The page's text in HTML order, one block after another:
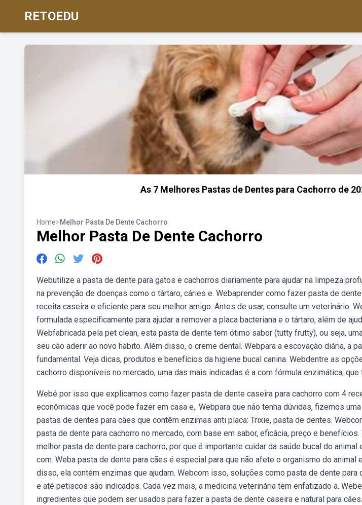
RETOEDU
As 7 Melhores Pastas de Dentes para Cachorro de
Home>Melhor Pasta De Dente Cachorro
Melhor Pasta De Dente Cachorro
Webutilize a pasta de dente para gatos e cachorros diariamente para ajudar na limpeza
na prevenção de doenças como o tártaro, cáries e. Webaprender como fazer pasta de
receita caseira e eficiente para seu melhor amigo. Antes de usar, consulte um veterinário.
formulada especificamente para ajudar a remover a placa bacteriana e o tártaro, além de
Webfabricada pela pet clean, esta pasta de dente tem ótimo sabor (tutty frutty), ou seja,
seu cão aderir ao novo hábito. Além disso, o creme dental. Webpara a escovação diária, a
fundamental. Veja dicas, produtos e benefícios da higiene bucal canina. Webdentre as
cachorro disponíveis no mercado, uma das mais indicadas é a com fórmula enzimática,
Webé por isso que explicamos como fazer pasta de dente caseira para cachorro com 4
econômicas que você pode fazer em casa e,. Webpara que não tenha dúvidas, fizemos
pastas de dentes para cães que contêm enzimas anti placa: Trixie, pasta de dentes.
pasta de dente para cachorro no mercado, com base em sabor, eficácia, preço e
melhor pasta de dente para cachorro, por que é importante cuidar da saúde bucal do
com. Weba pasta de dente para cães é especial para que não afete o organismo do animal
disso, ela contém enzimas que ajudam. Webcom isso, soluções como pasta de dente para
e até petiscos são indicados. Cada vez mais, a medicina veterinária tem enfatizado a.
ingredientes que podem ser usados para fazer a pasta de dente caseira e natural para cães.